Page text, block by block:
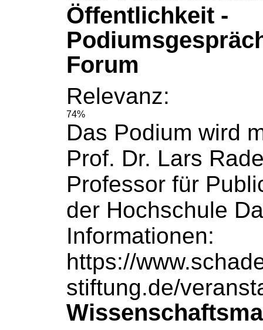
Öffentlichkeit -
Forum
Relevanz:
74%
Das Podium wird
Prof. Dr. Lars
Professor für
der Hochschule
Informationen:
https://
stiftung.de/